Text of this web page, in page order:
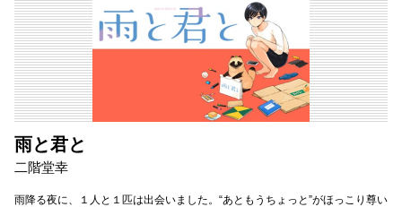
雨と君と
二階堂幸
雨降る夜に、１人と１匹は出会いました。“あともうちょっと”がほっこり尊い